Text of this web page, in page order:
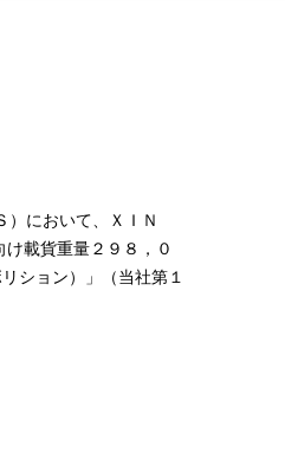
）において、ＸＩＮ
載貨重量２９８，０
ション）」（当社第１